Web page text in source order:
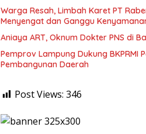
Warga Resah, Limbah Karet PT
Menyengat dan Ganggu
Aniaya ART, Oknum Dokter PNS di
Pemprov Lampung Dukung BKPRMI
Pembangunan Daerah
Post Views: 346